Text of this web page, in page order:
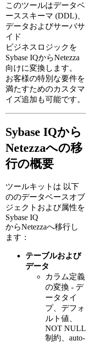
このツールはデータベ
ーススキーマ (DDL)、
データおよびサーバサ
イド
ビジネスロジックを
Sybase IQからNetezza
向けに変換します。
お客様の特別な要件を
満たすためのカスタマ
イズ追加も可能です。
Sybase IQから
Netezzaへの移
行の概要
ツールキットは 以下
ののデータベースオブ
ジェクトおよび属性を
Sybase IQ
からNetezzaへ移行し
ます：
テーブルおよび
データ
カラム定義
の変換 - デ
ータタイ
プ、デフォ
ルト値、
NOT NULL
制約、auto-